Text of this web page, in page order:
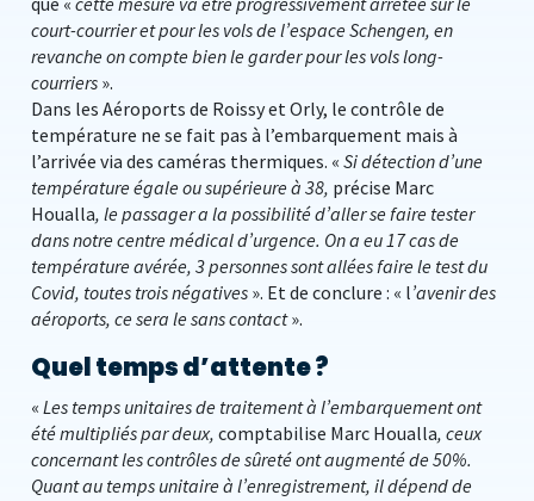
court-courrier et pour les vols de l’espace Schengen, en
revanche on compte bien le garder pour les vols long-
courriers ».
Dans les Aéroports de Roissy et Orly, le contrôle de
température ne se fait pas à l’embarquement mais à
l’arrivée via des caméras thermiques. « Si détection d’une
température égale ou supérieure à 38, précise Marc
Houalla, le passager a la possibilité d’aller se faire tester
dans notre centre médical d’urgence. On a eu 17 cas de
température avérée, 3 personnes sont allées faire le test du
Covid, toutes trois négatives ». Et de conclure : « l’avenir des
aéroports, ce sera le sans contact».
Quel temps d’attente ?
« Les temps unitaires de traitement à l’embarquement ont
été multipliés par deux, comptabilise Marc Houalla, ceux
concernant les contrôles de sûreté ont augmenté de 50%.
Quant au temps unitaire à l’enregistrement, il dépend de